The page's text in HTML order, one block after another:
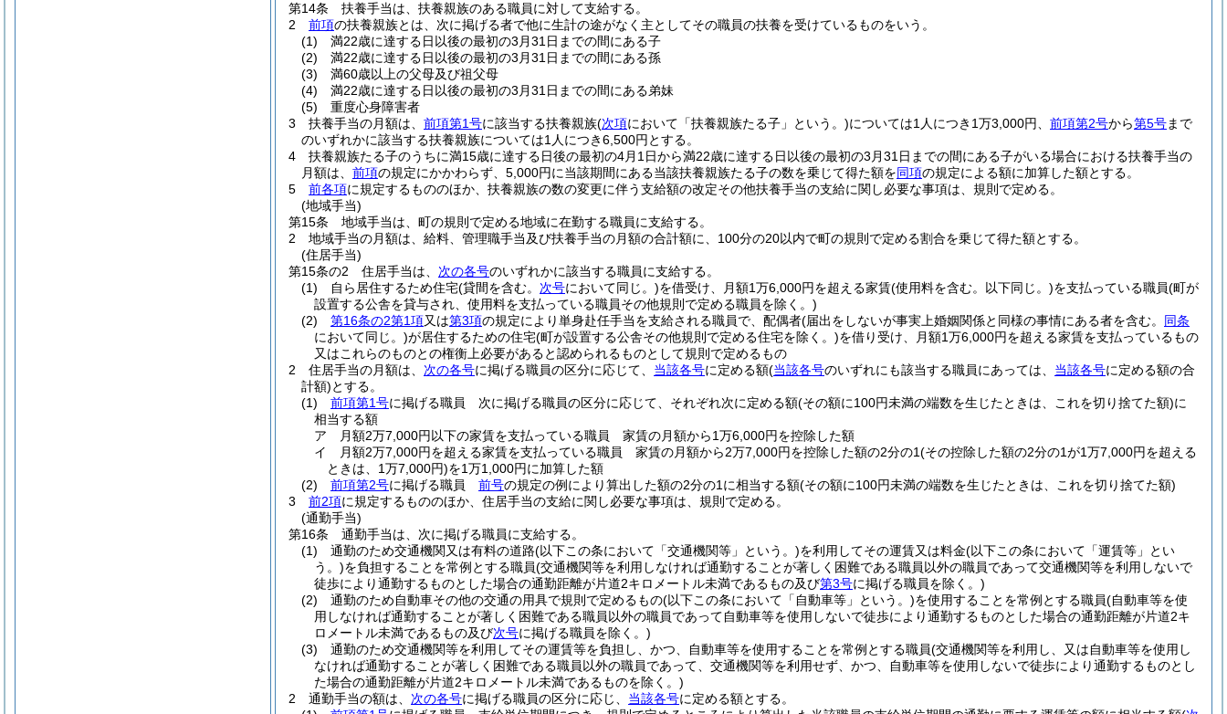
第14条
扶養手当は、扶養親族のある職員に対して支給する。
2
前項の扶養親族とは、次に掲げる者で他に生計の途がなく主としてその職員の扶養を受けているものをいう。
(1)
満22歳に達する日以後の最初の3月31日までの間にある子
(2)
満22歳に達する日以後の最初の3月31日までの間にある孫
(3)
満60歳以上の父母及び祖父母
(4)
満22歳に達する日以後の最初の3月31日までの間にある弟妹
(5)
重度心身障害者
3
扶養手当の月額は、 前項第1号に該当する扶養親族(次項において「扶養親族たる子」という。)については1人につき1万3,000円、 前項第2号から第5号まで
のいずれかに該当する扶養親族については1人につき6,500円とする。
4
扶養親族たる子のうちに満15歳に達する日後の最初の4月1日から満22歳に達する日以後の最初の3月31日までの間にある子がいる場合における扶養手当の
月額は、 前項の規定にかかわらず、5,000円に当該期間にある当該扶養親族たる子の数を乗じて得た額を同項の規定による額に加算した額とする。
5
前各項に規定するもののほか、扶養親族の数の変更に伴う支給額の改定その他扶養手当の支給に関し必要な事項は、規則で定める。
(地域手当)
第15条
地域手当は、町の規則で定める地域に在勤する職員に支給する。
2
地域手当の月額は、給料、管理職手当及び扶養手当の月額の合計額に、100分の20以内で町の規則で定める割合を乗じて得た額とする。
(住居手当)
第15条の2
住居手当は、 次の各号のいずれかに該当する職員に支給する。
(1)
自ら居住するため住宅(貸間を含む。 次号において同じ。)を借受け、月額1万6,000円を超える家賃(使用料を含む。以下同じ。)を支払っている職員(町が
設置する公舎を貸与され、使用料を支払っている職員その他規則で定める職員を除く。)
(2)
第16条の2第1項又は第3項の規定により単身赴任手当を支給される職員で、配偶者(届出をしないが事実上婚姻関係と同様の事情にある者を含む。 同条
において同じ。)が居住するための住宅(町が設置する公舎その他規則で定める住宅を除く。)を借り受け、月額1万6,000円を超える家賃を支払っているもの
又はこれらのものとの権衡上必要があると認められるものとして規則で定めるもの
2
住居手当の月額は、 次の各号に掲げる職員の区分に応じて、 当該各号に定める額(当該各号のいずれにも該当する職員にあっては、 当該各号に定める額の合
計額)とする。
(1)
前項第1号に掲げる職員 次に掲げる職員の区分に応じて、それぞれ次に定める額(その額に100円未満の端数を生じたときは、これを切り捨てた額)に
相当する額
ア
月額2万7,000円以下の家賃を支払っている職員 家賃の月額から1万6,000円を控除した額
イ
月額2万7,000円を超える家賃を支払っている職員 家賃の月額から2万7,000円を控除した額の2分の1(その控除した額の2分の1が1万7,000円を超える
ときは、1万7,000円)を1万1,000円に加算した額
(2)
前項第2号に掲げる職員 前号の規定の例により算出した額の2分の1に相当する額(その額に100円未満の端数を生じたときは、これを切り捨てた額)
3
前2項に規定するもののほか、住居手当の支給に関し必要な事項は、規則で定める。
(通勤手当)
第16条
通勤手当は、次に掲げる職員に支給する。
(1)
通勤のため交通機関又は有料の道路(以下この条において「交通機関等」という。)を利用してその運賃又は料金(以下この条において「運賃等」とい
う。)を負担することを常例とする職員(交通機関等を利用しなければ通勤することが著しく困難である職員以外の職員であって交通機関等を利用しないで
徒歩により通勤するものとした場合の通勤距離が片道2キロメートル未満であるもの及び第3号に掲げる職員を除く。)
(2)
通勤のため自動車その他の交通の用具で規則で定めるもの(以下この条において「自動車等」という。)を使用することを常例とする職員(自動車等を使
用しなければ通勤することが著しく困難である職員以外の職員であって自動車等を使用しないで徒歩により通勤するものとした場合の通勤距離が片道2キ
ロメートル未満であるもの及び次号に掲げる職員を除く。)
(3)
通勤のため交通機関等を利用してその運賃等を負担し、かつ、自動車等を使用することを常例とする職員(交通機関等を利用し、又は自動車等を使用し
なければ通勤することが著しく困難である職員以外の職員であって、交通機関等を利用せず、かつ、自動車等を使用しないで徒歩により通勤するものとし
た場合の通勤距離が片道2キロメートル未満であるものを除く。)
2
通勤手当の額は、 次の各号に掲げる職員の区分に応じ、 当該各号に定める額とする。